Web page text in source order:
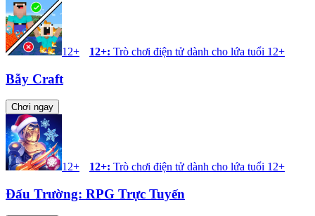
12+ 12+: Trò chơi điện tử dành cho lứa tuổi 12+
Bẫy Craft
Chơi ngay
12+ 12+: Trò chơi điện tử dành cho lứa tuổi 12+
Đấu Trường: RPG Trực Tuyến